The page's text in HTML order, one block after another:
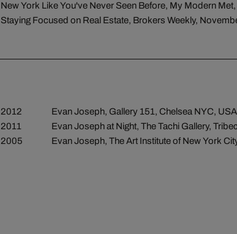
New York Like You've Never Seen Before, My Modern
Staying Focused on Real Estate, Brokers Weekly,
2012
Evan Joseph, Gallery 151, Chelsea NYC, USA
2011
Evan Joseph at Night, The Tachi Gallery,
2005
Evan Joseph, The Art Institute of New York